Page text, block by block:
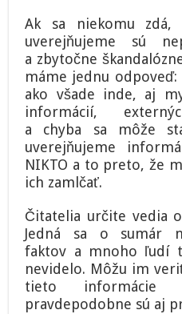
Ak sa niekomu
uverejňujeme sú
a zbytočne
máme jednu
ako všade inde, aj
informácií,
a chyba sa môže
uverejňujeme
NIKTO a to preto, že
ich zamlčať.
Čitatelia určite vedia o
Jedná sa o sumár
faktov a mnoho ľudí
nevidelo. Môžu im
tieto informácie
pravdepodobne sú aj